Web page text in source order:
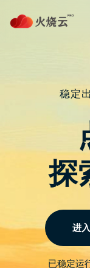
至
正
文
抵玩韩风新
DDR5 记忆体随制
定稍後发表的
成定局，韩系牌子
入门级记忆体模组
乎有意挑战这个既
RGB 灯效，以缩